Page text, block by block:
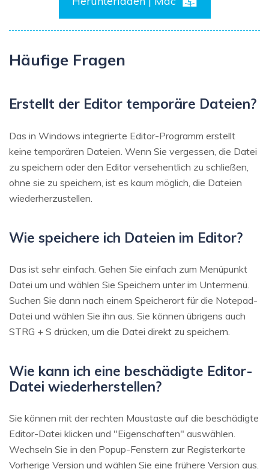
Häufige Fragen
Erstellt der Editor temporäre Dateien?
Das in Windows integrierte Editor-Programm erstellt
keine temporären Dateien. Wenn Sie vergessen, die Datei
zu speichern oder den Editor versehentlich zu schließen,
ohne sie zu speichern, ist es kaum möglich, die Dateien
wiederherzustellen.
Wie speichere ich Dateien im Editor?
Das ist sehr einfach. Gehen Sie einfach zum Menüpunkt
Datei um und wählen Sie Speichern unter im Untermenü.
Suchen Sie dann nach einem Speicherort für die Notepad-
Datei und wählen Sie ihn aus. Sie können übrigens auch
STRG + S drücken, um die Datei direkt zu speichern.
Wie kann ich eine beschädigte Editor-
Datei wiederherstellen?
Sie können mit der rechten Maustaste auf die beschädigte
Editor-Datei klicken und "Eigenschaften" auswählen.
Wechseln Sie in den Popup-Fenstern zur Registerkarte
Vorherige Version und wählen Sie eine frühere Version aus.